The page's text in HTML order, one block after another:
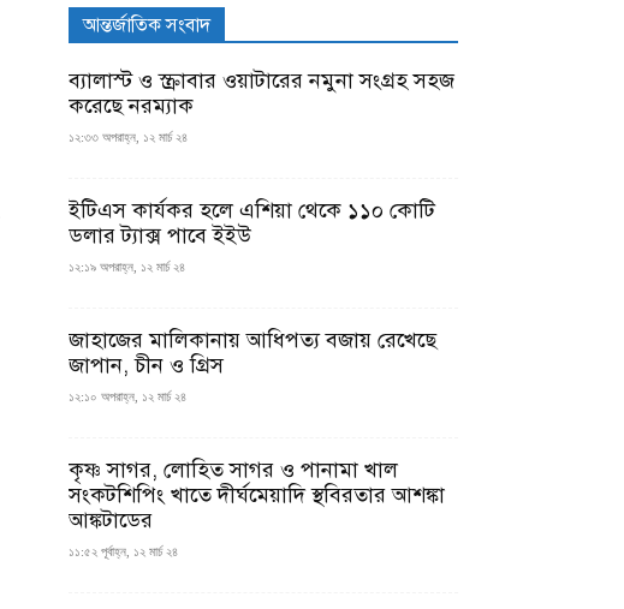
আন্তর্জাতিক সংবাদ
ব্যালাস্ট ও স্ক্রাবার ওয়াটারের নমুনা সংগ্রহ সহজ
করেছে নরম্যাক
১২:৩৩ অপরাহ্ন, ১২ মার্চ ২৪
ইটিএস কার্যকর হলে এশিয়া থেকে ১১০ কোটি
ডলার ট্যাক্স পাবে ইইউ
১২:১৯ অপরাহ্ন, ১২ মার্চ ২৪
জাহাজের মালিকানায় আধিপত্য বজায় রেখেছে
জাপান, চীন ও গ্রিস
১২:১০ অপরাহ্ন, ১২ মার্চ ২৪
কৃষ্ণ সাগর, লোহিত সাগর ও পানামা খাল
সংকটশিপিং খাতে দীর্ঘমেয়াদি স্থবিরতার আশঙ্কা
আঙ্কটাডের
১১:৫২ পূর্বাহ্ন, ১২ মার্চ ২৪